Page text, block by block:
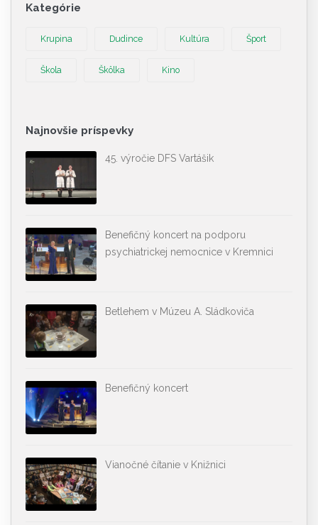
Kategórie
Krupina Dudince Kultúra Šport
Škola Škôlka Kino
Najnovšie príspevky
45. výročie DFS Vartášik
Benefičný koncert na podporu
psychiatrickej nemocnice v Kremnici
Betlehem v Múzeu A. Sládkoviča
Benefičný koncert
Vianočné čítanie v Knižnici